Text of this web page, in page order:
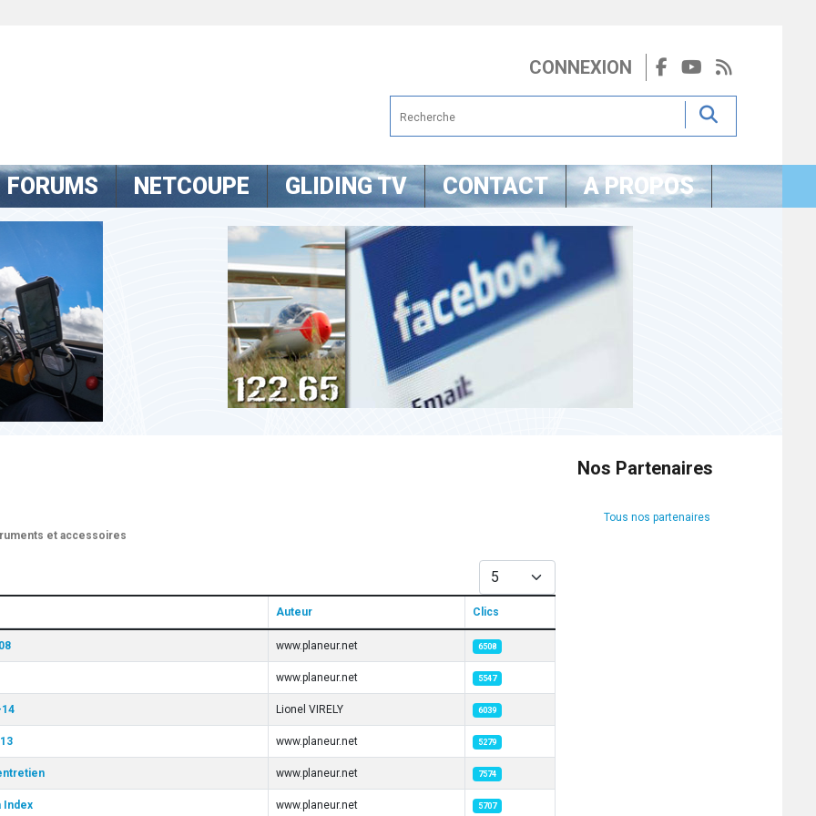
CONNEXION
FORUMS NETCOUPE GLIDING TV CONTACT A PROPOS
et accessoires
Afficher #
Auteur Clics
www.planeur.net 6508
www.planeur.net 5547
14 Lionel VIRELY 6039
www.planeur.net 5279
www.planeur.net 7574
Index www.planeur.net 5707
Nos Partenaires
Tous nos partenaires